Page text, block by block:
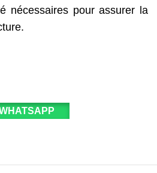
nécessaires pour assurer la